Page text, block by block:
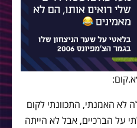
לא האמנתי, התכוונתי לקום
על הברכיים, אבל לא הייתה